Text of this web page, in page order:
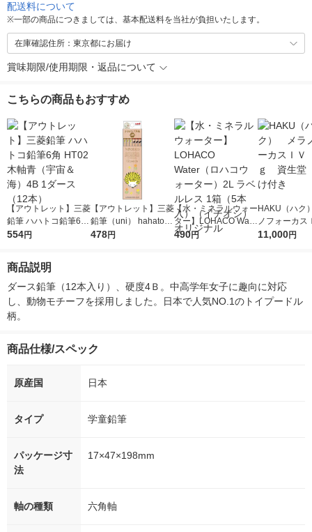
配送料について
※一部の商品につきましては、基本配送料を当社が負担いたします。
在庫確認住所：東京都にお届け
賞味期限/使用期限・返品について
こちらの商品もおすすめ
【アウトレット】三菱
鉛筆 ハハトコ鉛筆6角
HT02 木軸青（宇宙＆
554円
【アウトレット】三菱
鉛筆（uni） hahatoco
（ハハトコ） 鉛筆 4B
478円
【水・ミネラルウォー
ター】LOHACO Wate
r（ロハコウォータ
490円
HAKU（ハ
ノフォーカ
5ｇ 資生堂
11,000円
商品説明
ダース鉛筆（12本入り）、硬度4Ｂ。中高学年女子に趣向に対応
し、動物モチーフを採用しました。日本で人気NO.1のトイプードル
柄。
商品仕様/スペック
原産国 日本
タイプ 学童鉛筆
パッケージ寸
法
17×47×198mm
軸の種類 六角軸